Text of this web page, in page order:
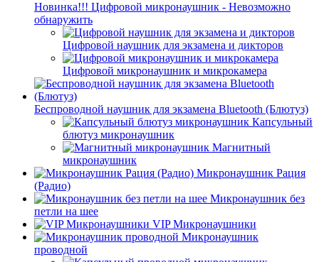
Новинка!!! Цифровой микронаушник - Невозможно
обнаружить
Цифровой наушник для экзамена и дикторов
Цифровой микронаушник и микрокамера
Беспроводной наушник для экзамена Bluetooth (Блютуз)
Капсульный
блютуз микронаушник
Магнитный
микронаушник
Микронаушник Рация
(Радио)
Микронаушник без
петли на шее
VIP Микронаушники
Микронаушник
проводной